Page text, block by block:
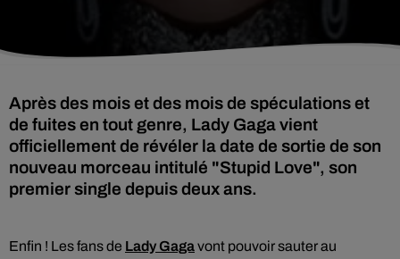
Après des mois et des mois de spéculations et
de fuites en tout genre, Lady Gaga vient
officiellement de révéler la date de sortie de son
nouveau morceau intitulé "Stupid Love", son
premier single depuis deux ans.
Enfin ! Les fans de Lady Gagavont pouvoir sauter au